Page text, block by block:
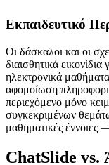
Εκπαιδευτικό
Οι δάσκαλοι και οι
διαισθητικά
ηλεκτρονικά
αφομοίωση
περιεχόμενο μόνο
συγκεκριμένων
μαθηματικές έννοιες
ChatSlide vs.